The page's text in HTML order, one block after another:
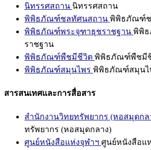
นิทรรศสถาน นิทรรศสถาน
พิพิธภัณฑ์ชลทัศนสถาน พิพิธภัณฑ์ช
พิพิธภัณฑ์พระจุฑาธุชราชฐาน พิพิ
ราชฐาน
พิพิธภัณฑ์พืชมีชีวิต พิพิธภัณฑ์พืชมี
พิพิธภัณฑ์สมุนไพร พิพิธภัณฑ์สมุนไ
สารสนเทศและการสื่อสาร
สำนักงานวิทยทรัพยากร (หอสมุดกล
ทรัพยากร (หอสมุดกลาง)
ศูนย์หนังสือแห่งจุฬาฯ ศูนย์หนังสือแ